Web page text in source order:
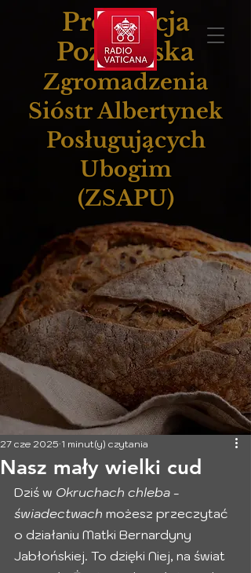
Prowincja
Poznańska
Zgromadzenia
Sióstr Albertynek
Posługujących
Ubogim
(ZSAPU)
Nasz mały wielki cud
27 cze 2025 1 minut(y) czytania
Dziś w Okruchach chleba -
świadectwach możesz przeczytać
o działaniu Matki Bernardyny
Jabłońskiej. To dzięki Niej, na świat